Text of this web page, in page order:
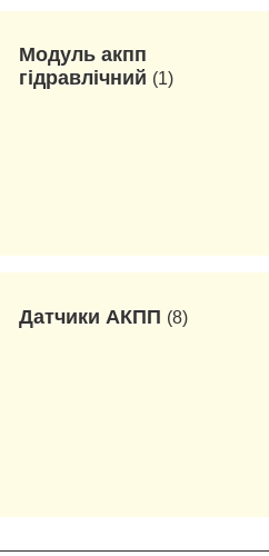
Модуль акпп
гідравлічний
1
Датчики АКПП 8